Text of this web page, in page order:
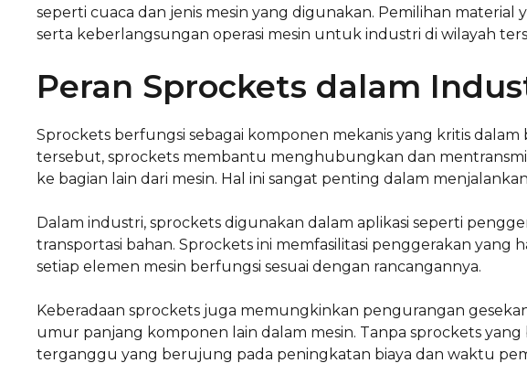
seperti cuaca dan jenis mesin yang digunakan. Pemilihan material
serta keberlangsungan operasi mesin untuk industri di wilayah
Peran Sprockets dalam
Sprockets berfungsi sebagai komponen mekanis yang kritis
tersebut, sprockets membantu menghubungkan dan
ke bagian lain dari mesin. Hal ini sangat penting dalam
Dalam industri, sprockets digunakan dalam aplikasi seperti
transportasi bahan. Sprockets ini memfasilitasi penggerakan yang
setiap elemen mesin berfungsi sesuai dengan rancangannya.
Keberadaan sprockets juga memungkinkan pengurangan
umur panjang komponen lain dalam mesin. Tanpa sprockets
terganggu yang berujung pada peningkatan biaya dan waktu